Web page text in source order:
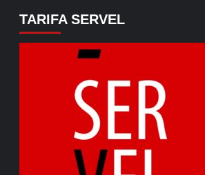
TARIFA SERVEL